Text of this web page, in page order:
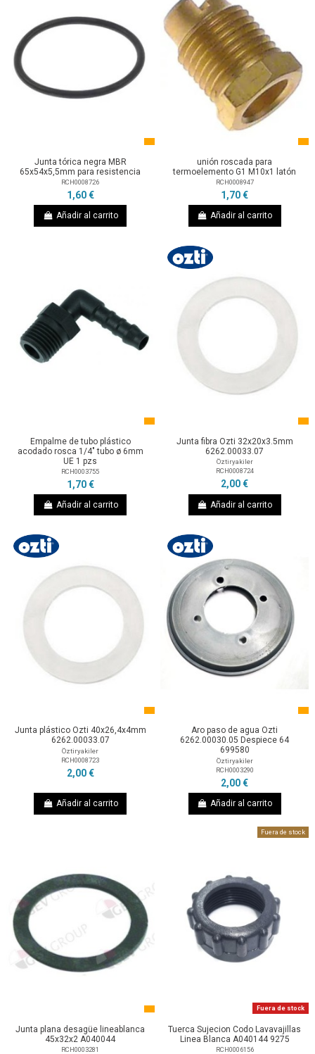
Junta tórica negra MBR
65x54x5,5mm para resistencia
RCH0008726
1,60 €
Añadir al carrito
unión roscada para
termoelemento G1 M10x1 latón
RCH0008947
1,70 €
Añadir al carrito
Empalme de tubo plástico
acodado rosca 1/4" tubo ø 6mm
UE 1 pzs
RCH0003755
1,70 €
Añadir al carrito
Junta fibra Ozti 32x20x3.5mm
6262.00033.07
Öztiryakiler
RCH0008724
2,00 €
Añadir al carrito
Junta plástico Ozti 40x26,4x4mm
6262.00033.07
Öztiryakiler
RCH0008723
2,00 €
Añadir al carrito
Aro paso de agua Ozti
6262.00030.05 Despiece 64
699580
Öztiryakiler
RCH0003290
2,00 €
Añadir al carrito
Junta plana desagüe lineablanca
45x32x2 A040044
RCH0003281
Fuera de stock
Fuera de stock
Tuerca Sujecion Codo Lavavajillas
Linea Blanca A040144 9275
RCH0006156